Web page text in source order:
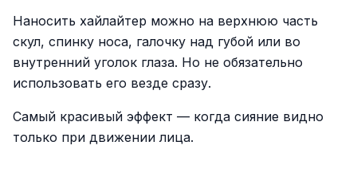
Наносить хайлайтер можно на верхнюю часть
скул, спинку носа, галочку над губой или во
внутренний уголок глаза. Но не обязательно
использовать его везде сразу.
Самый красивый эффект — когда сияние видно
только при движении лица.